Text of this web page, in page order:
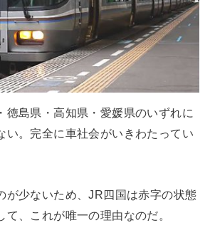
徳島県・高知県・愛媛県のいずれに
い。完全に車社会がいきわたってい
が少ないため、JR四国は赤字の状態
て、これが唯一の理由なのだ。